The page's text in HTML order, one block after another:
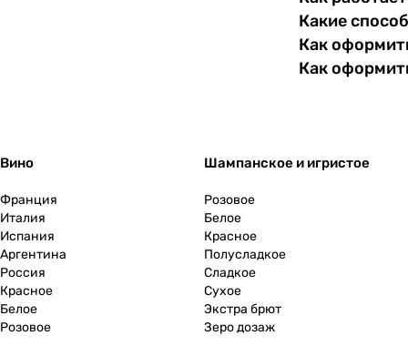
0
Украина 0
Уругвай
Филиппины 0
Финляндия 0
Какие
Как
Как
Вино
Франция
Италия
Испания
Аргентина
Россия
Красное
Белое
Розовое
Шампанское и игристое
Розовое
Белое
Красное
Полусладкое
Сладкое
Сухое
Экстра брют
Зеро дозаж